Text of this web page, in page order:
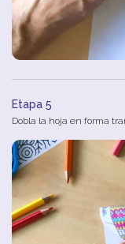
Etapa 5
Dobla la hoja en forma